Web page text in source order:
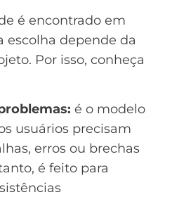
é encontrado em
escolha depende da
Por isso, conheça
é o modelo
usuários precisam
erros ou brechas
é feito para